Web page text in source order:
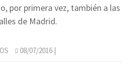
por primera vez, también a las
de Madrid.
08/07/2016 |